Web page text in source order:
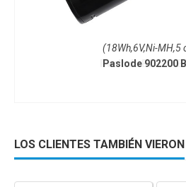
(18Wh,6V,Ni-MH,5
Paslode 902200
LOS CLIENTES TAMBIÉN VIERON